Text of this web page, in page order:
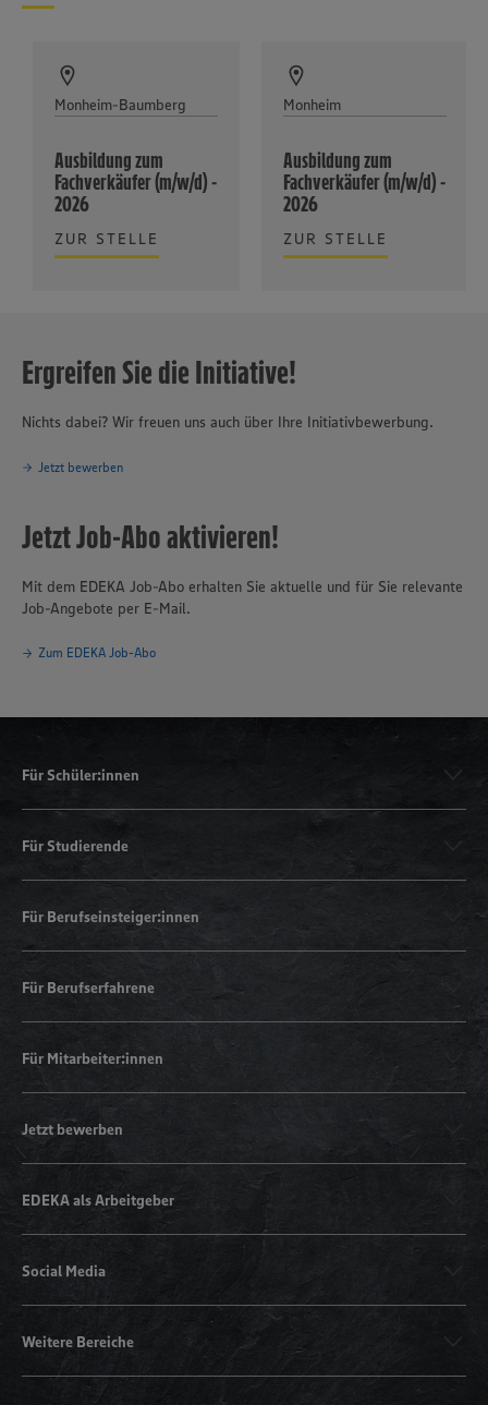
Monheim-Baumberg
Ausbildung zum
Fachverkäufer (m/w/d) -
2026
ZUR STELLE
Monheim
Ausbildung zum
Fachverkäufer (m/w/d) -
2026
ZUR STELLE
Ergreifen Sie die Initiative!
Nichts dabei? Wir freuen uns auch über Ihre Initiativbewerbung.
Jetzt bewerben
Jetzt Job-Abo aktivieren!
Mit dem EDEKA Job-Abo erhalten Sie aktuelle und für Sie relevante
Job-Angebote per E-Mail.
Zum EDEKA Job-Abo
Für Schüler:innen
Für Studierende
Für Berufseinsteiger:innen
Für Berufserfahrene
Für Mitarbeiter:innen
Jetzt bewerben
EDEKA als Arbeitgeber
Social Media
Weitere Bereiche